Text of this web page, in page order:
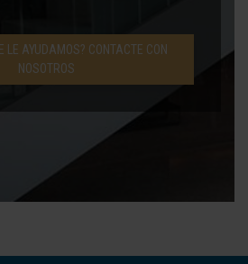
LE AYUDAMOS? CONTACTE CON
NOSOTROS